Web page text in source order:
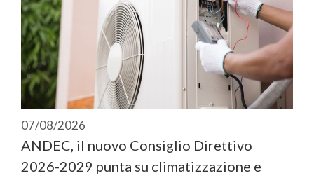
07/08/2026
ANDEC, il nuovo Consiglio Direttivo
2026-2029 punta su climatizzazione e